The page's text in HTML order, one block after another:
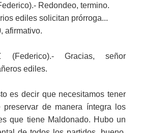
Redondeo, termino.
ediles solicitan prórroga...
afirmativo.
(Federico).- Gracias, señor
ediles.
es decir que necesitamos tener
de manera íntegra los
que tiene Maldonado. Hubo un